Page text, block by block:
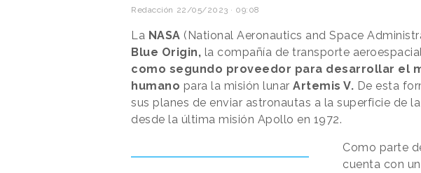
Redacción 22/05/2023 · 09:08
La NASA (National Aeronautics and Space
Blue Origin, la compañía de transporte
como segundo proveedor para desarrollar el
humano para la misión lunar Artemis V. De esta
sus planes de enviar astronautas a la superficie de
desde la última misión Apollo en 1972.
Como parte
cuenta con